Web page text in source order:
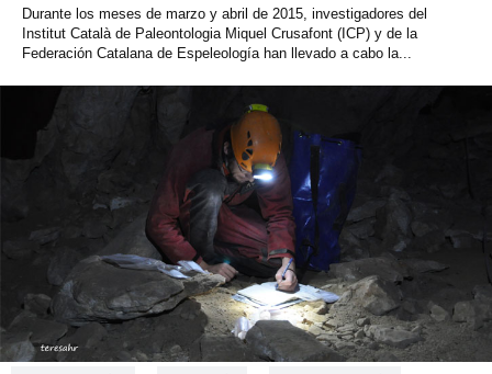
Durante los meses de marzo y abril de 2015, investigadores del
Institut Català de Paleontologia Miquel Crusafont (ICP) y de la
Federación Catalana de Espeleología han llevado a cabo la...